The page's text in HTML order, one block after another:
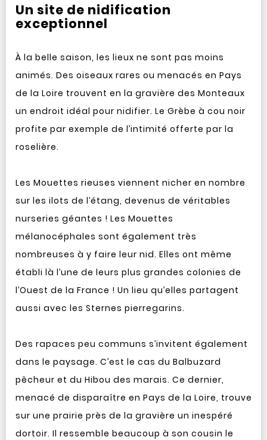
Un site de nidification
exceptionnel
À la belle saison, les lieux ne sont pas moins
animés. Des oiseaux rares ou menacés en Pays
de la Loire trouvent en la gravière des Monteaux
un endroit idéal pour nidifier. Le Grèbe à cou noir
profite par exemple de l’intimité offerte par la
roselière.
Les Mouettes rieuses viennent nicher en nombre
sur les ilots de l’étang, devenus de véritables
nurseries géantes ! Les Mouettes
mélanocéphales sont également très
nombreuses à y faire leur nid. Elles ont même
établi là l’une de leurs plus grandes colonies de
l’Ouest de la France ! Un lieu qu’elles partagent
aussi avec les Sternes pierregarins.
Des rapaces peu communs s’invitent également
dans le paysage. C’est le cas du Balbuzard
pêcheur et du Hibou des marais. Ce dernier,
menacé de disparaître en Pays de la Loire, trouve
sur une prairie près de la gravière un inespéré
dortoir. Il ressemble beaucoup à son cousin le